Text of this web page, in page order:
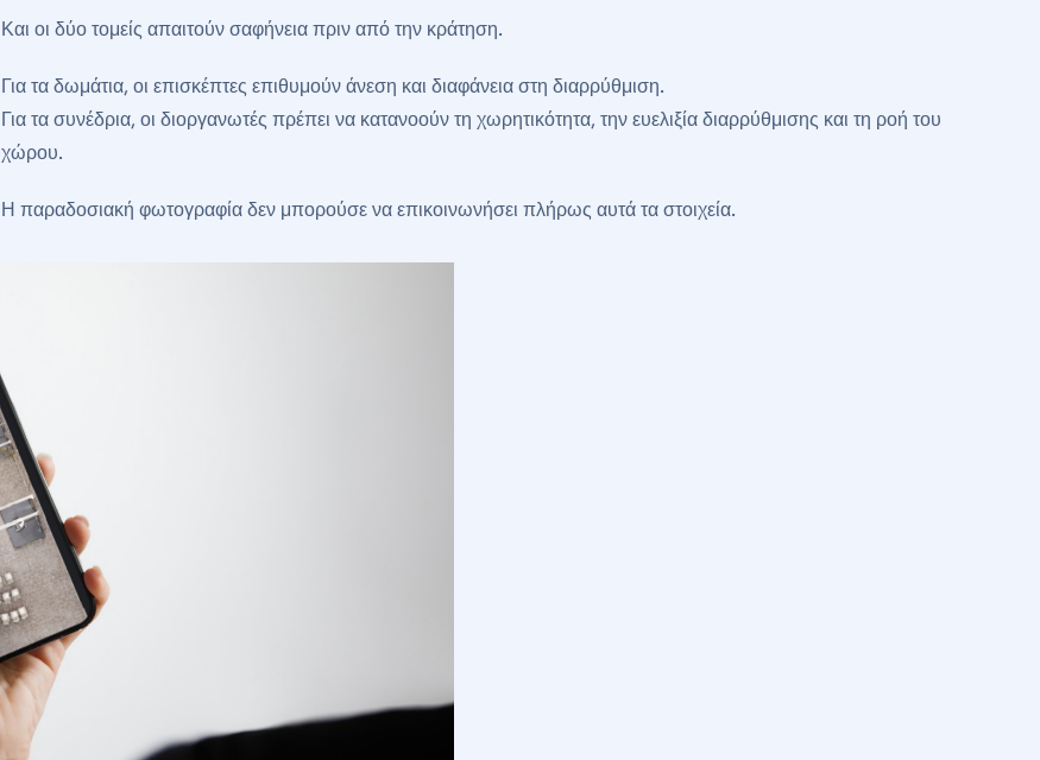
Και οι δύο τομείς απαιτούν σαφήνεια πριν από την κράτηση.
Για τα δωμάτια, οι επισκέπτες επιθυμούν άνεση και διαφάνεια στη διαρρύθμιση.
Για τα συνέδρια, οι διοργανωτές πρέπει να κατανοούν τη χωρητικότητα, την ευελιξία διαρρύθμισης και τη ροή του
χώρου.
Η παραδοσιακή φωτογραφία δεν μπορούσε να επικοινωνήσει πλήρως αυτά τα στοιχεία.